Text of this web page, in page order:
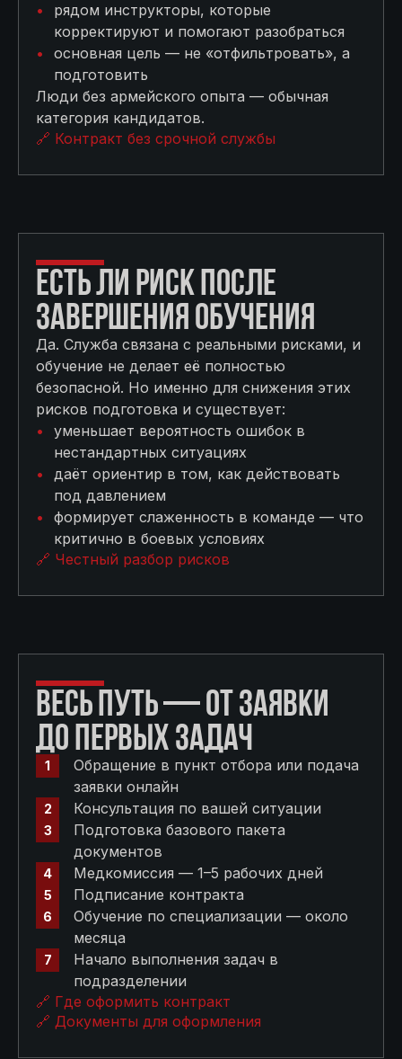
рядом инструкторы, которые
корректируют и помогают разобраться
основная цель — не «отфильтровать», а
подготовить
Люди без армейского опыта — обычная
категория кандидатов.
🔗 Контракт без срочной службы
ЕСТЬ ЛИ РИСК ПОСЛЕ
ЗАВЕРШЕНИЯ ОБУЧЕНИЯ
Да. Служба связана с реальными рисками, и
обучение не делает её полностью
безопасной. Но именно для снижения этих
рисков подготовка и существует:
уменьшает вероятность ошибок в
нестандартных ситуациях
даёт ориентир в том, как действовать
под давлением
формирует слаженность в команде — что
критично в боевых условиях
🔗 Честный разбор рисков
ВЕСЬ ПУТЬ — ОТ ЗАЯВКИ
ДО ПЕРВЫХ ЗАДАЧ
Обращение в пункт отбора или подача
заявки онлайн
Консультация по вашей ситуации
Подготовка базового пакета
документов
Медкомиссия — 1–5 рабочих дней
Подписание контракта
Обучение по специализации — около
месяца
Начало выполнения задач в
подразделении
🔗 Где оформить контракт
🔗 Документы для оформления